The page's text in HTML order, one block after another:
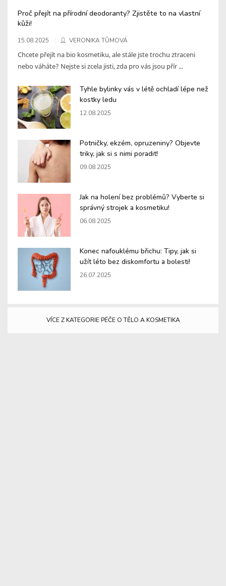
Proč přejít na přírodní deodoranty? Zjistěte to na vlastní
kůži!
15.08.2025 VERONIKA TŮMOVÁ
Chcete přejít na bio kosmetiku, ale stále jste trochu ztraceni
nebo váháte? Nejste si zcela jisti, zda pro vás jsou přír ...
Tyhle bylinky vás v létě ochladí lépe než
kostky ledu
12.08.2025
Potničky, ekzém, opruzeniny? Objevte
triky, jak si s nimi poradit!
09.08.2025
Jak na holení bez problémů? Vyberte si
správný strojek a kosmetiku!
06.08.2025
Konec nafouklému břichu: Tipy, jak si
užít léto bez diskomfortu a bolesti!
26.07.2025
VÍCE Z KATEGORIE PÉČE O TĚLO A KOSMETIKA